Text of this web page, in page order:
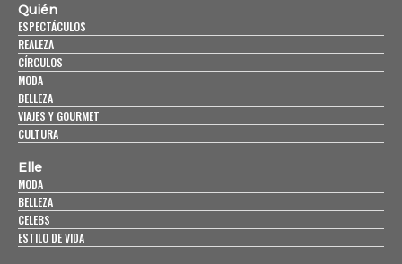
Quién
ESPECTÁCULOS
REALEZA
CÍRCULOS
MODA
BELLEZA
VIAJES Y GOURMET
CULTURA
Elle
MODA
BELLEZA
CELEBS
ESTILO DE VIDA